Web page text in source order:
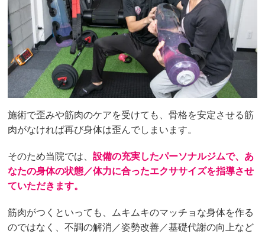
施術で歪みや筋肉のケアを受けても、骨格を安定させる筋
肉がなければ再び身体は歪んでしまいます。
そのため当院では、設備の充実したパーソナルジムで、あ
なたの身体の状態／体力に合ったエクササイズを指導させ
ていただきます。
筋肉がつくといっても、ムキムキのマッチョな身体を作る
のではなく、不調の解消／姿勢改善／基礎代謝の向上など